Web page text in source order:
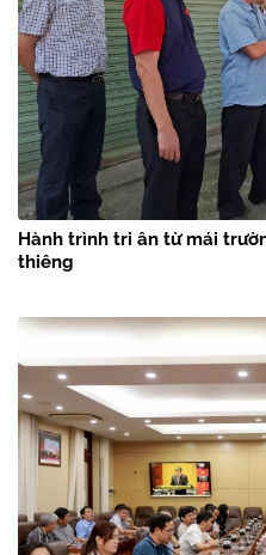
Hành trình tri ân từ mái
thiêng